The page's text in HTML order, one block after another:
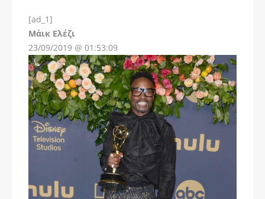
[ad_1]
Μάικ ΕλέζιInstagram
23/09/2019 @ 01:53:09